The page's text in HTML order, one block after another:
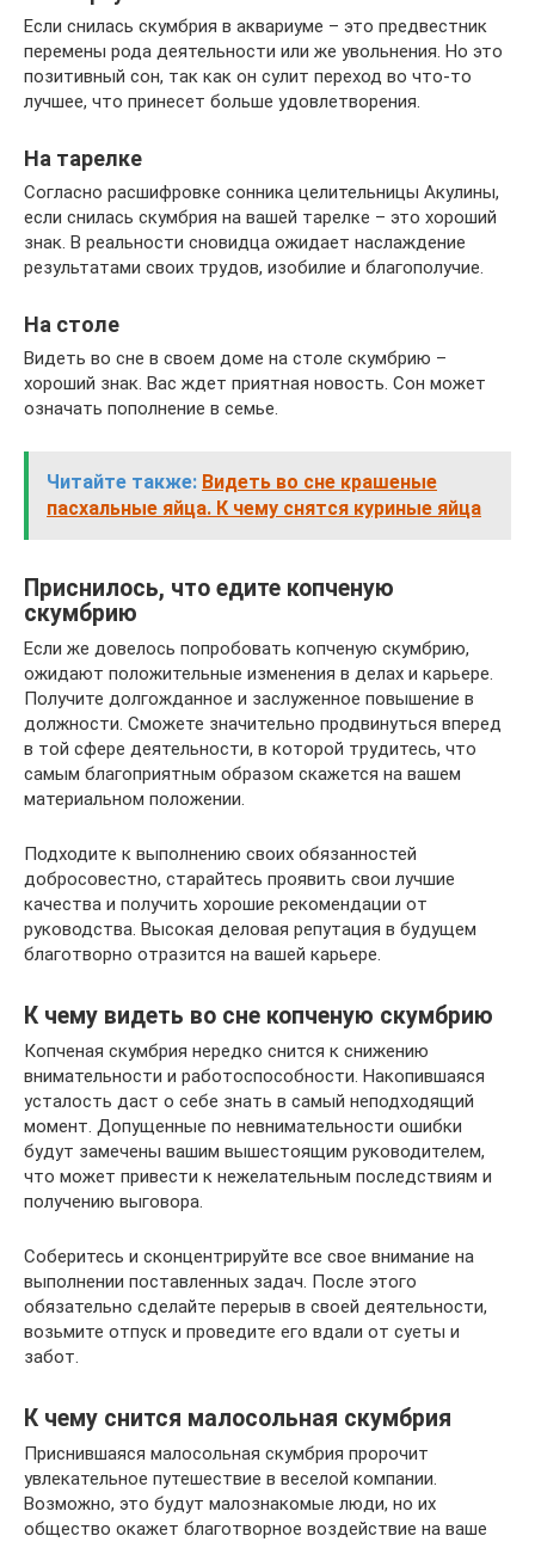
Если снилась скумбрия в аквариуме – это предвестник
перемены рода деятельности или же увольнения. Но это
позитивный сон, так как он сулит переход во что-то
лучшее, что принесет больше удовлетворения.
На тарелке
Согласно расшифровке сонника целительницы Акулины,
если снилась скумбрия на вашей тарелке – это хороший
знак. В реальности сновидца ожидает наслаждение
результатами своих трудов, изобилие и благополучие.
На столе
Видеть во сне в своем доме на столе скумбрию –
хороший знак. Вас ждет приятная новость. Сон может
означать пополнение в семье.
Читайте также: Видеть во сне крашеные
пасхальные яйца. К чему снятся куриные яйца
Приснилось, что едите копченую
скумбрию
Если же довелось попробовать копченую скумбрию,
ожидают положительные изменения в делах и карьере.
Получите долгожданное и заслуженное повышение в
должности. Сможете значительно продвинуться вперед
в той сфере деятельности, в которой трудитесь, что
самым благоприятным образом скажется на вашем
материальном положении.
Подходите к выполнению своих обязанностей
добросовестно, старайтесь проявить свои лучшие
качества и получить хорошие рекомендации от
руководства. Высокая деловая репутация в будущем
благотворно отразится на вашей карьере.
К чему видеть во сне копченую скумбрию
Копченая скумбрия нередко снится к снижению
внимательности и работоспособности. Накопившаяся
усталость даст о себе знать в самый неподходящий
момент. Допущенные по невнимательности ошибки
будут замечены вашим вышестоящим руководителем,
что может привести к нежелательным последствиям и
получению выговора.
Соберитесь и сконцентрируйте все свое внимание на
выполнении поставленных задач. После этого
обязательно сделайте перерыв в своей деятельности,
возьмите отпуск и проведите его вдали от суеты и
забот.
К чему снится малосольная скумбрия
Приснившаяся малосольная скумбрия пророчит
увлекательное путешествие в веселой компании.
Возможно, это будут малознакомые люди, но их
общество окажет благотворное воздействие на ваше